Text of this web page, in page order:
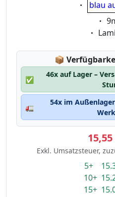
blau
📦 Lagerstatus:
✅
46x auf Lager –
🚛
54x im
15,55
Exkl. Umsatzsteuer,
5+
10+
15+